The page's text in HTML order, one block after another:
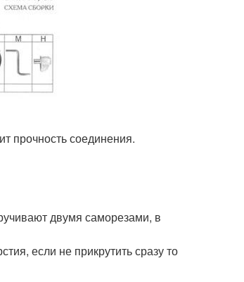
прочность соединения.
двумя саморезами, в
если не прикрутить сразу то